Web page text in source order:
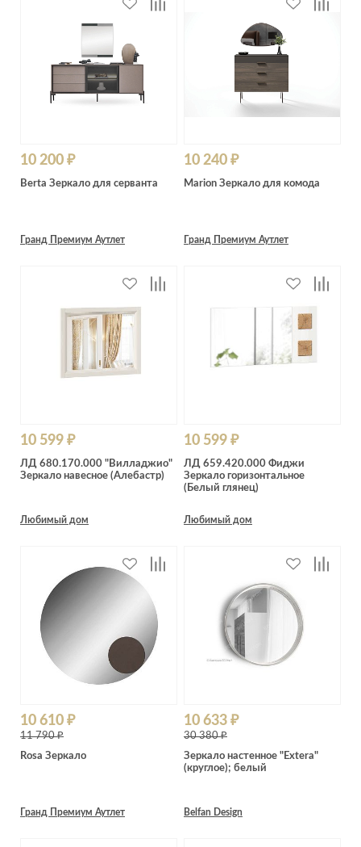
10 200 ₽
Berta Зеркало для серванта
Гранд Премиум Аутлет
10 240 ₽
Marion Зеркало для комода
Гранд Премиум Аутлет
10 599 ₽
ЛД 680.170.000 "Вилладжио"
Зеркало навесное (Алебастр)
Любимый дом
10 599 ₽
ЛД 659.420.000 Фиджи
Зеркало горизонтальное
(Белый глянец)
Любимый дом
10 610 ₽
11 790 ₽
Rosa Зеркало
Гранд Премиум Аутлет
10 633 ₽
30 380 ₽
Зеркало настенное "Extera"
(круглое); белый
Belfan Design